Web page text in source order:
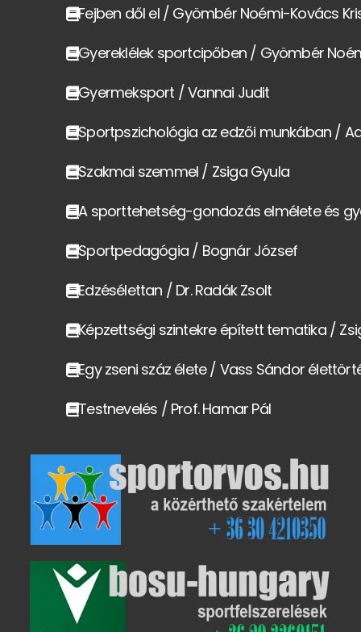
Fejben dől el / Gyömbér Noémi-Kovács
Gyereklélek sportcipőben / Gyömbér
Gyermeksport / Vannai Judit
Sportpszichológia az edzői munkában /
Szakmai szemmel / Zsiga Gyula
A sporttehetség-gondozás elmélete és
Sportpedagógia / Bognár József
Edzésélettan / Dr. Radák Zsolt
Képzettségi szintekre épített tematika /
Egy zseni száz élete / Vass Sándor
Testnevelés / Prof. Hamar Pál